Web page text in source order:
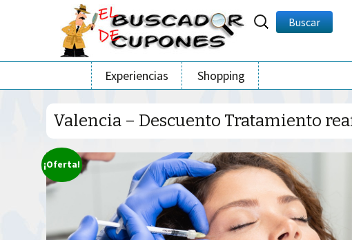
Buscar
por:
Buscar
Ir
al
contenido
Experiencias Shopping
Valencia – Descuento Tratamiento
¡Oferta!